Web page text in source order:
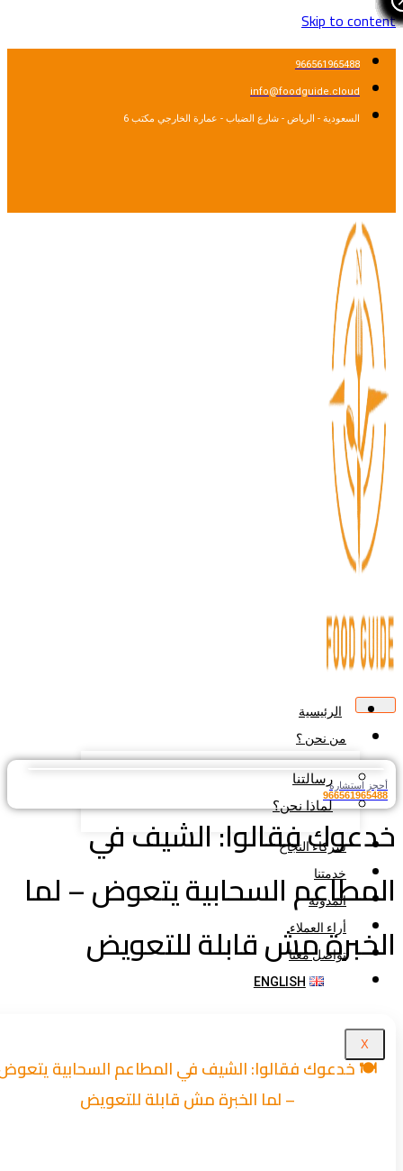
Skip to
966561965488
info@foodguide.cloud
السعودية - الرياض - شارع الضباب - عمارة الخارجي مكتب 6
الرئيسية
من نحن ؟
رسالتنا
لماذا نحن؟
شركاء النجاح
خدمتنا
المدونة
أراء العملاء
تواصل معنا
ENGLISH
استشارة
فقالوا: الشيف في
السحابية يتعوض – لما
مش قابلة للتعويض​
🍽️ خدعوك فقالوا: الشيف في المطاعم السحابية يتعوض
– لما الخبرة مش قابلة للتعويض